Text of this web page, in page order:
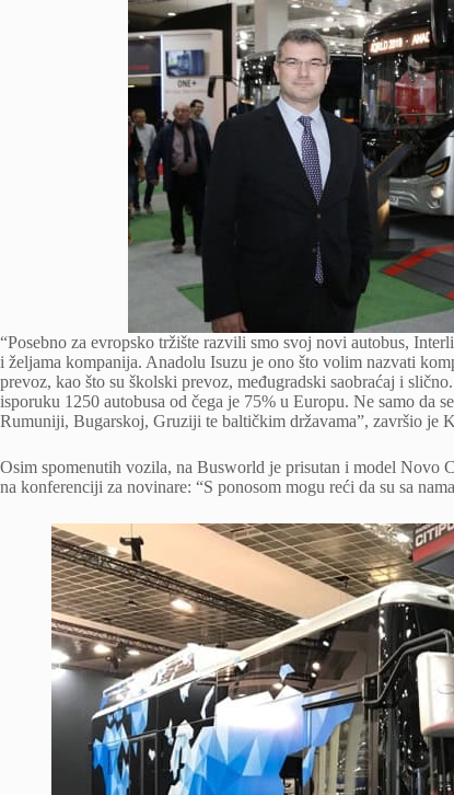
“Posebno za evropsko tržište razvili smo svoj novi autobus,
i željama kompanija. Anadolu Isuzu je ono što volim nazvati
prevoz, kao što su školski prevoz, međugradski saobraćaj i
isporuku 1250 autobusa od čega je 75% u Europu. Ne samo da
Rumuniji, Bugarskoj, Gruziji te baltičkim državama”, završio je
Osim spomenutih vozila, na Busworld je prisutan i model Novo
na konferenciji za novinare: “S ponosom mogu reći da su sa